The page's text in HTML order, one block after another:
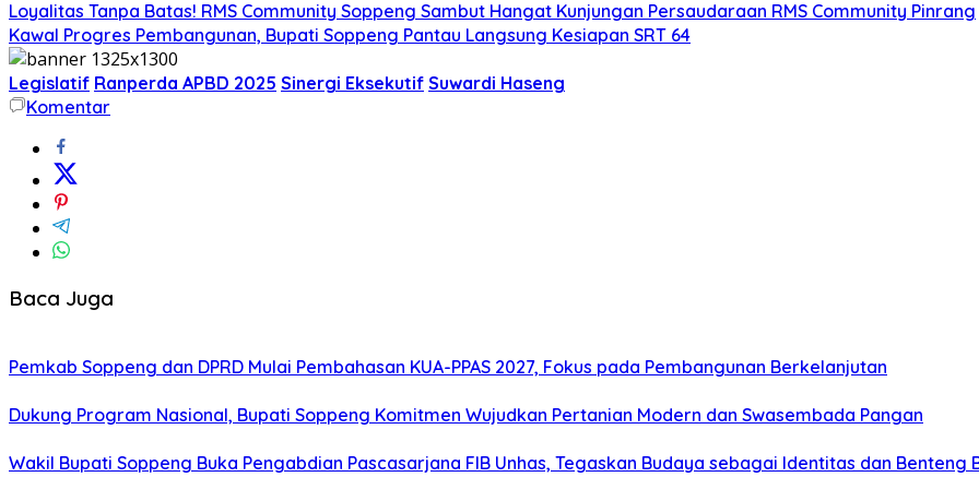
Loyalitas Tanpa Batas! RMS Community Soppeng Sambut Hangat Kunjungan Persaudaraan RMS Community Pinrang
Kawal Progres Pembangunan, Bupati Soppeng Pantau Langsung Kesiapan SRT 64
Legislatif Ranperda APBD 2025 Sinergi Eksekutif Suwardi Haseng
Komentar
Baca Juga
Pemkab Soppeng dan DPRD Mulai Pembahasan KUA-PPAS 2027, Fokus pada Pembangunan Berkelanjutan
Dukung Program Nasional, Bupati Soppeng Komitmen Wujudkan Pertanian Modern dan Swasembada Pangan
Wakil Bupati Soppeng Buka Pengabdian Pascasarjana FIB Unhas, Tegaskan Budaya sebagai Identitas dan Benteng